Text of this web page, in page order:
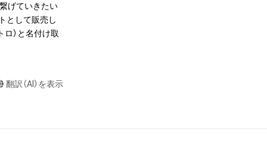
の保有者が有
れのある行為
を含みますが、
げていきたい
として販売し
）と名付け取
翻訳（AI）を表示